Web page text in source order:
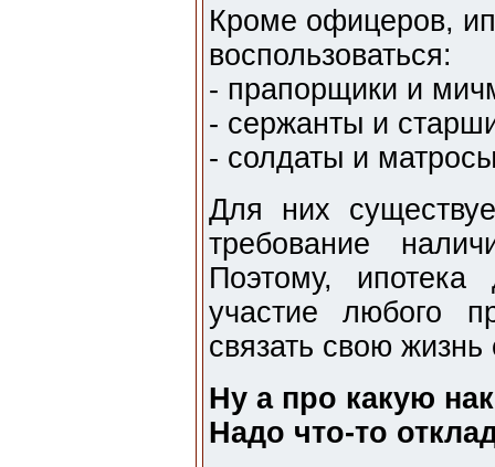
Кроме офицеров,
воспользоваться:
- прапорщики и
- сержанты и
- солдаты и
Для них
требование
Поэтому, ипотека
участие любого
связать свою
Ну а про какую
Надо что-то